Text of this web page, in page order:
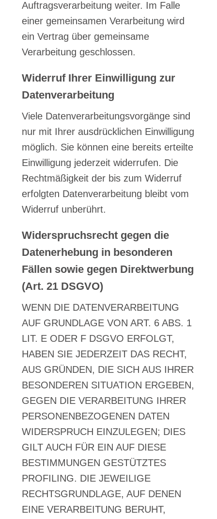
Auftragsverarbeitung weiter. Im Falle
einer gemeinsamen Verarbeitung wird
ein Vertrag über gemeinsame
Verarbeitung geschlossen.
Widerruf Ihrer Einwilligung zur
Datenverarbeitung
Viele Datenverarbeitungsvorgänge sind
nur mit Ihrer ausdrücklichen Einwilligung
möglich. Sie können eine bereits erteilte
Einwilligung jederzeit widerrufen. Die
Rechtmäßigkeit der bis zum Widerruf
erfolgten Datenverarbeitung bleibt vom
Widerruf unberührt.
Widerspruchsrecht gegen die
Datenerhebung in besonderen
Fällen sowie gegen Direktwerbung
(Art. 21 DSGVO)
WENN DIE DATENVERARBEITUNG
AUF GRUNDLAGE VON ART. 6 ABS. 1
LIT. E ODER F DSGVO ERFOLGT,
HABEN SIE JEDERZEIT DAS RECHT,
AUS GRÜNDEN, DIE SICH AUS IHRER
BESONDEREN SITUATION ERGEBEN,
GEGEN DIE VERARBEITUNG IHRER
PERSONENBEZOGENEN DATEN
WIDERSPRUCH EINZULEGEN; DIES
GILT AUCH FÜR EIN AUF DIESE
BESTIMMUNGEN GESTÜTZTES
PROFILING. DIE JEWEILIGE
RECHTSGRUNDLAGE, AUF DENEN
EINE VERARBEITUNG BERUHT,